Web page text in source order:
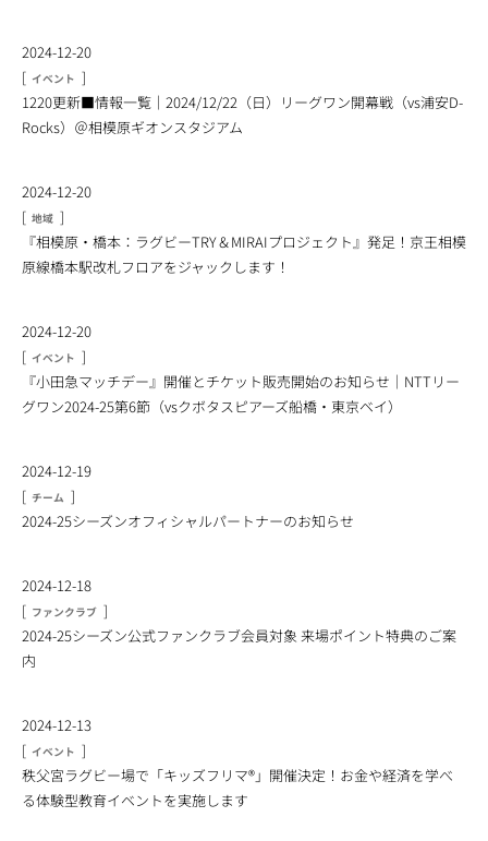
2024-12-20
[ イベント ]
1220更新■情報一覧｜2024/12/22（日）リーグワン開幕戦（vs浦安D-
Rocks）＠相模原ギオンスタジアム
2024-12-20
[ 地域 ]
『相模原・橋本：ラグビーTRY＆MIRAIプロジェクト』発足！京王相模
原線橋本駅改札フロアをジャックします！
2024-12-20
[ イベント ]
『小田急マッチデー』開催とチケット販売開始のお知らせ｜NTTリー
グワン2024-25第6節（vsクボタスピアーズ船橋・東京ベイ）
2024-12-19
[ チーム ]
2024-25シーズンオフィシャルパートナーのお知らせ
2024-12-18
[ ファンクラブ ]
2024-25シーズン公式ファンクラブ会員対象 来場ポイント特典のご案
内
2024-12-13
[ イベント ]
秩父宮ラグビー場で「キッズフリマ®︎」開催決定！お金や経済を学べ
る体験型教育イベントを実施します